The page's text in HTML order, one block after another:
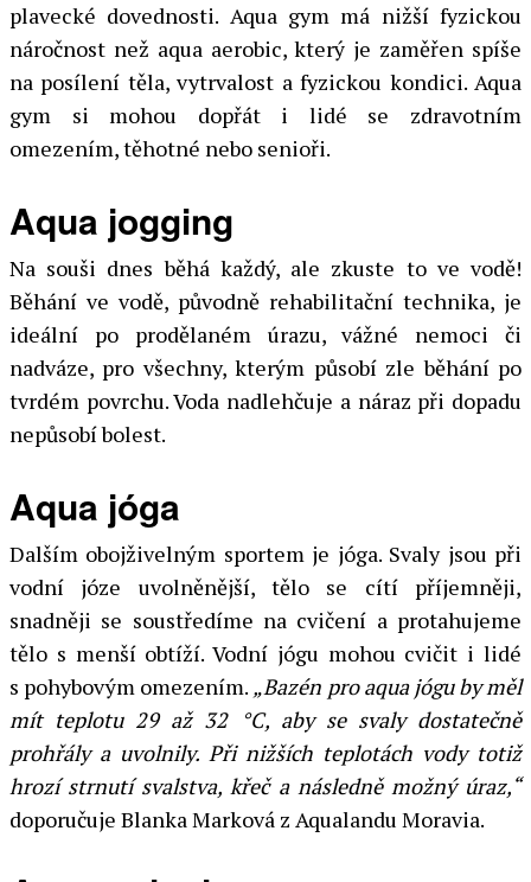
plavecké dovednosti. Aqua gym má nižší fyzickou
náročnost než aqua aerobic, který je zaměřen spíše
na posílení těla, vytrvalost a fyzickou kondici. Aqua
gym si mohou dopřát i lidé se zdravotním
omezením, těhotné nebo senioři.
Aqua jogging
Na souši dnes běhá každý, ale zkuste to ve vodě!
Běhání ve vodě, původně rehabilitační technika, je
ideální po prodělaném úrazu, vážné nemoci či
nadváze, pro všechny, kterým působí zle běhání po
tvrdém povrchu. Voda nadlehčuje a náraz při dopadu
nepůsobí bolest.
Aqua jóga
Dalším obojživelným sportem je jóga. Svaly jsou při
vodní józe uvolněnější, tělo se cítí příjemněji,
snadněji se soustředíme na cvičení a protahujeme
tělo s menší obtíží. Vodní jógu mohou cvičit i lidé
s pohybovým omezením. „Bazén pro aqua jógu by měl
mít teplotu 29 až 32 °C, aby se svaly dostatečně
prohřály a uvolnily. Při nižších teplotách vody totiž
hrozí strnutí svalstva, křeč a následně možný úraz,“
doporučuje Blanka Marková z Aqualandu Moravia.